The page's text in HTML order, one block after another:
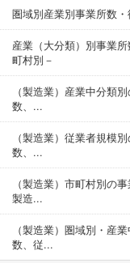
圏域別産業別事業所数
産業（大分類）別事業
町村別－
（製造業）産業中分類
数、...
（製造業）従業者規模
数、...
（製造業）市町村別の
製造...
（製造業）圏域別・産
数、従...